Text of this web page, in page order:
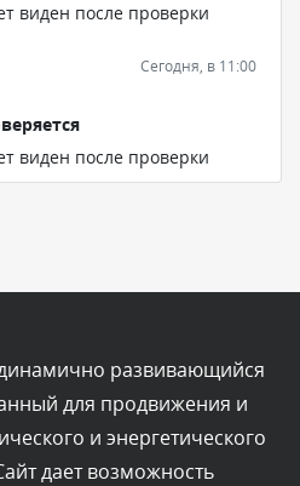
виден после проверки
Сегодня, в 11:00
виден после проверки
виден после проверки
развивающийся
для продвижения и
и энергетического
дает возможность